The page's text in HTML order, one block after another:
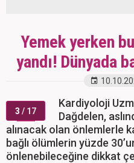
Yemek yerken
yandı! Dünyada
3 / 17
Kardiyoloji
Dağdelen,
alınacak olan önlemlerle
bağlı ölümlerin yüzde
önlenebileceğine dikkat